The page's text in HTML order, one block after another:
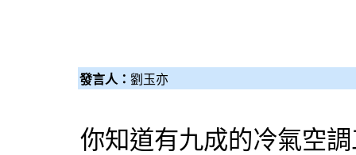
發言人： 劉玉亦
你知道有九成的冷氣空調